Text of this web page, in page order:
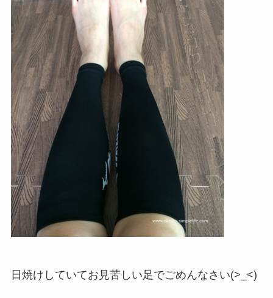
日焼けしていてお見苦しい足でごめんなさい(>_<)